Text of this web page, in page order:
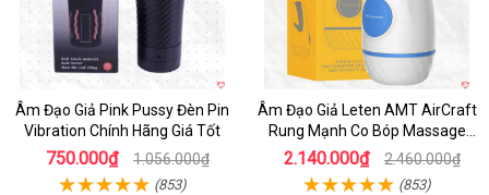
Âm Đạo Giả Pink Pussy Đèn Pin
Vibration Chính Hãng Giá Tốt
750.000₫ 1.056.000₫
(853)
Âm Đạo Giả Leten AMT AirCraft
Rung Mạnh Co Bóp Massage
Êm Ái
2.140.000₫ 2.460.000₫
(853)